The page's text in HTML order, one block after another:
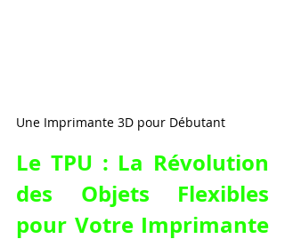
Une Imprimante 3D pour Débutant
Le TPU : La Révolution
des Objets Flexibles
pour Votre Imprimante